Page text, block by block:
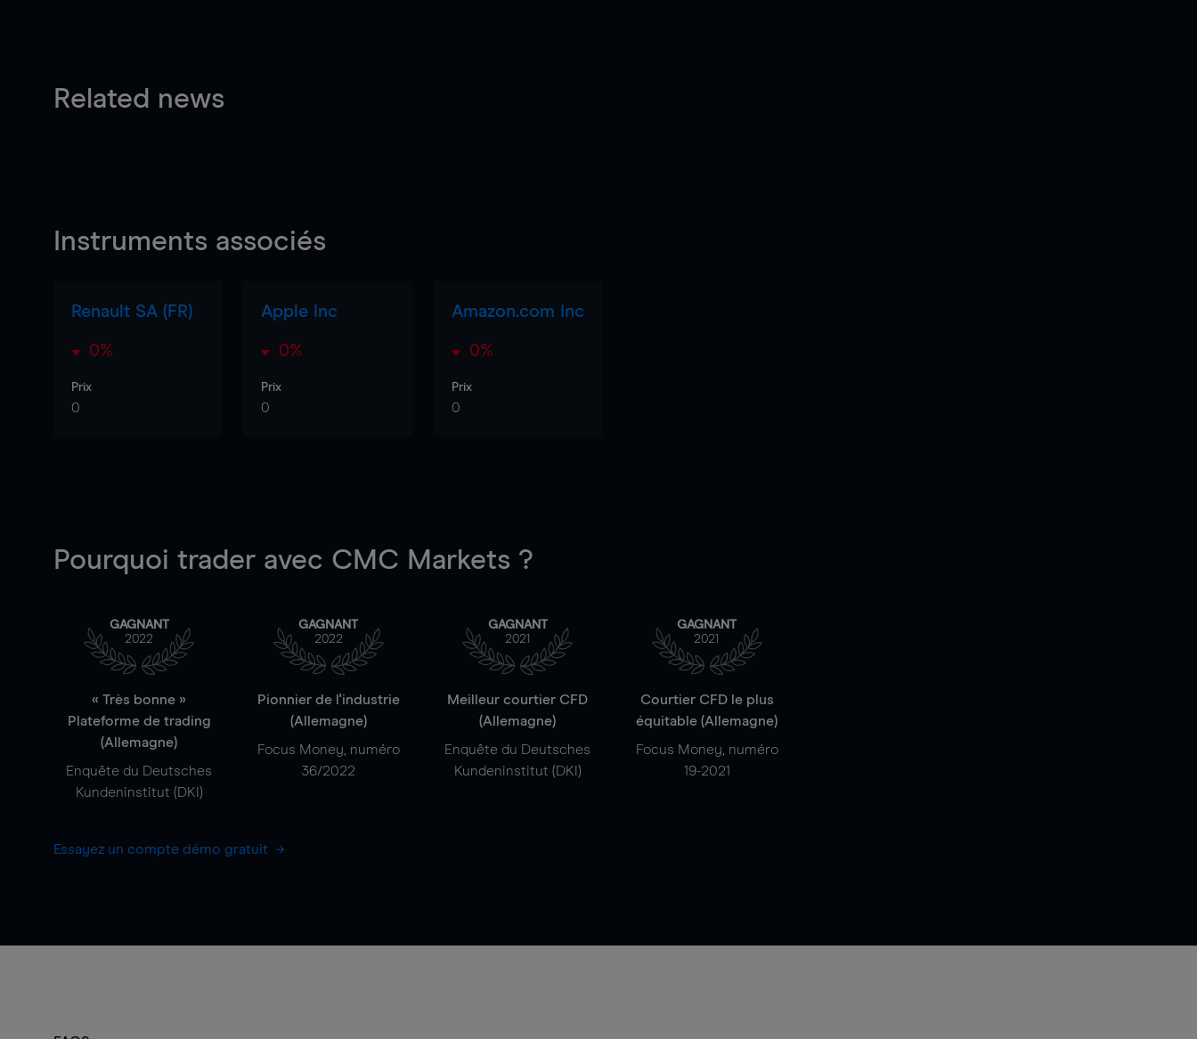
Related news
Instruments associés
Renault SA (FR)
0%
Prix
0
Apple Inc
0%
Prix
0
Amazon.com Inc
0%
Prix
0
Pourquoi trader avec CMC Markets ?
GAGNANT
2022
« Très bonne »
Plateforme de trading
(Allemagne)
Enquête du Deutsches
Kundeninstitut (DKI)
GAGNANT
2022
Pionnier de l'industrie
(Allemagne)
Focus Money, numéro
36/2022
GAGNANT
2021
Meilleur courtier CFD
(Allemagne)
Enquête du Deutsches
Kundeninstitut (DKI)
GAGNANT
2021
Courtier CFD le plus
équitable (Allemagne)
Focus Money, numéro
19-2021
Essayez un compte démo gratuit